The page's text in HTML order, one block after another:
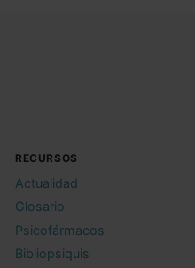
RECURSOS
Actualidad
Glosario
Psicofármacos
Bibliopsiquis